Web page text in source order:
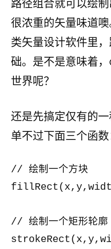
路径组合就可以绘制
很浓重的矢量味道
类矢量设计软件里
础。是不是意味着
世界呢？
还是先搞定仅有的
单不过下面三个函数
// 绘制一个方块
// 绘制一个矩形轮廓